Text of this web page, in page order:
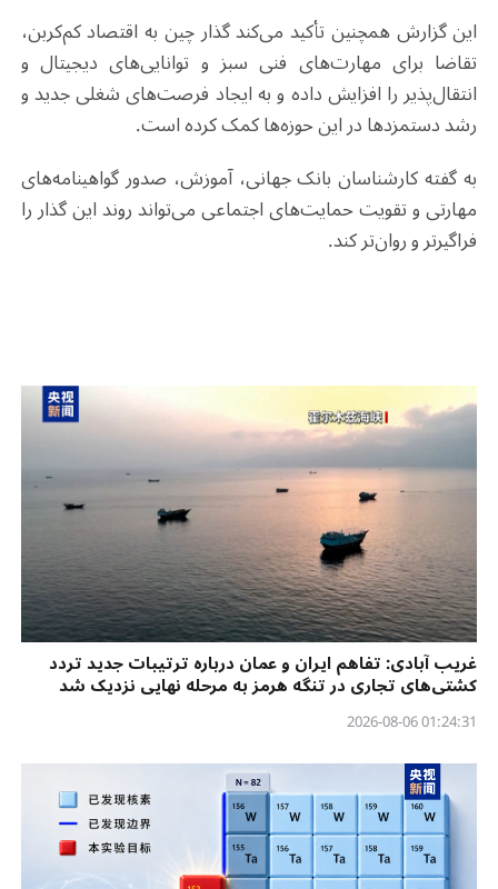
این گزارش همچنین تأکید می‌کند گذار چین به اقتصاد کم‌کربن،
تقاضا برای مهارت‌های فنی سبز و توانایی‌های دیجیتال و
انتقال‌پذیر را افزایش داده و به ایجاد فرصت‌های شغلی جدید و
رشد دستمزدها در این حوزه‌ها کمک کرده است.
به گفته کارشناسان بانک جهانی، آموزش، صدور گواهینامه‌های
مهارتی و تقویت حمایت‌های اجتماعی می‌تواند روند این گذار را
فراگیرتر و روان‌تر کند.
غریب آبادی: تفاهم ایران و عمان درباره ترتیبات جدید تردد
کشتی‌های تجاری در تنگه هرمز به مرحله نهایی نزدیک شد
01:24:31 2026-08-06